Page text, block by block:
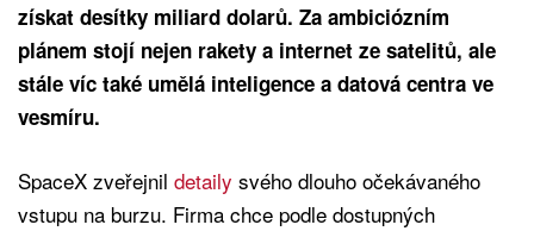
získat desítky miliard dolarů. Za ambiciózním
plánem stojí nejen rakety a internet ze satelitů, ale
stále víc také umělá inteligence a datová centra ve
vesmíru.
SpaceX zveřejnil detaily svého dlouho očekávaného
vstupu na burzu. Firma chce podle dostupných